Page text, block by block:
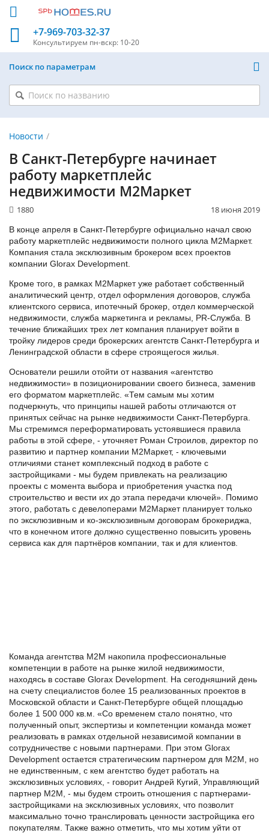
+7-969-703-32-37
Консультируем пн-вскр: 10-20
Поиск по параметрам
Новости
В Санкт-Петербурге начинает
работу маркетплейс
недвижимости М2Маркет
18 июня 2019
1880
В конце апреля в Санкт-Петербурге официально начал свою
работу маркетплейс недвижимости полного цикла М2Маркет.
Компания стала эксклюзивным брокером всех проектов
компании Glorax Development.
Кроме того, в рамках М2Маркет уже работает собственный
аналитический центр, отдел оформления договоров, служба
клиентского сервиса, ипотечный брокер, отдел коммерческой
недвижимости, служба маркетинга и рекламы, PR-Служба. В
течение ближайших трех лет компания планирует войти в
тройку лидеров среди брокерских агентств Санкт-Петербурга и
Ленинградской области в сфере строящегося жилья.
Основатели решили отойти от названия «агентство
недвижимости» в позиционировании своего бизнеса, заменив
его форматом маркетплейс. «Тем самым мы хотим
подчеркнуть, что принципы нашей работы отличаются от
принятых сейчас на рынке недвижимости Санкт-Петербурга.
Мы стремимся переформатировать устоявшиеся правила
работы в этой сфере, - уточняет Роман Строилов, директор по
развитию и партнер компании М2Маркет, - ключевыми
отличиями станет комплексный подход в работе с
застройщиками - мы будем привлекать на реализацию
проекты с момента выбора и приобретения участка под
строительство и вести их до этапа передачи ключей». Помимо
этого, работать с девелоперами М2Маркет планирует только
по эксклюзивным и ко-эксклюзивным договорам брокериджа,
что в конечном итоге должно существенно повысить уровень
сервиса как для партнёров компании, так и для клиентов.
Команда агентства М2М накопила профессиональные
компетенции в работе на рынке жилой недвижимости,
находясь в составе Glorax Development. На сегодняшний день
на счету специалистов более 15 реализованных проектов в
Московской области и Санкт-Петербурге общей площадью
более 1 500 000 кв.м. «Со временем стало понятно, что
полученный опыт, экспертизы и компетенции команда может
реализовать в рамках отдельной независимой компании в
сотрудничестве с новыми партнерами. При этом Glorax
Development остается стратегическим партнером для М2М, но
не единственным, с кем агентство будет работать на
эксклюзивных условиях, - говорит Андрей Кугий, Управляющий
партнер М2М, - мы будем строить отношения с партнерами-
застройщиками на эксклюзивных условиях, что позволит
максимально точно транслировать ценности застройщика его
покупателям. Также важно отметить, что мы хотим уйти от